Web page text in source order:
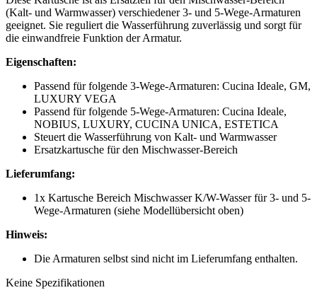
(Kalt- und Warmwasser) verschiedener 3- und 5-Wege-Armaturen
geeignet. Sie reguliert die Wasserführung zuverlässig und sorgt für
die einwandfreie Funktion der Armatur.
Eigenschaften:
Passend für folgende 3-Wege-Armaturen: Cucina Ideale, GM,
LUXURY VEGA
Passend für folgende 5-Wege-Armaturen: Cucina Ideale,
NOBIUS, LUXURY, CUCINA UNICA, ESTETICA
Steuert die Wasserführung von Kalt- und Warmwasser
Ersatzkartusche für den Mischwasser-Bereich​
Lieferumfang:
1x Kartusche Bereich Mischwasser K/W-Wasser für 3- und 5-
Wege-Armaturen (siehe Modellübersicht oben)
Hinweis:
Die Armaturen selbst sind nicht im Lieferumfang enthalten.​
Keine Spezifikationen